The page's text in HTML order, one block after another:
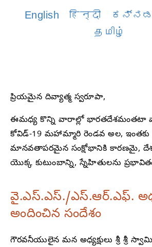
English हिन्दी ಕನ್ನಡ
தமிழ்
ప్రియమైన దివ్యాత్మ స్వరూపా,
ఈమధ్య కొన్ని వారాల్లో భారతదేశమంతటా
కోవిడ్-19 మహామ్మారి రెండవ అల, ఇంతకు
మానవతాపరమైన సంక్షోభానికి కారణమై,
యొక్క కుటుంబాన్ని, స్నేహితులను
వై.ఎస్.ఎస్./ఎస్.ఆర్.ఎఫ్.
అందించిన సందేశం
గౌరవనీయులైన మన అధ్యక్షులు శ్రీ శ్రీ